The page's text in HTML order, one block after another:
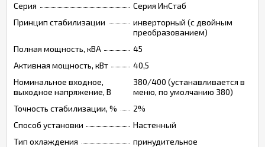
Серия
Серия ИнСтаб
Принцип стабилизации
инверторный (с двойным
преобразованием)
Полная мощность, кВА
45
Активная мощность, кВт
40,5
Номинальное входное,
выходное напряжение, В
380/400 (устанавливается в
меню, по умолчанию 380)
Точность стабилизации, %
2%
Способ установки
Настенный
Тип охлаждения
принудительное